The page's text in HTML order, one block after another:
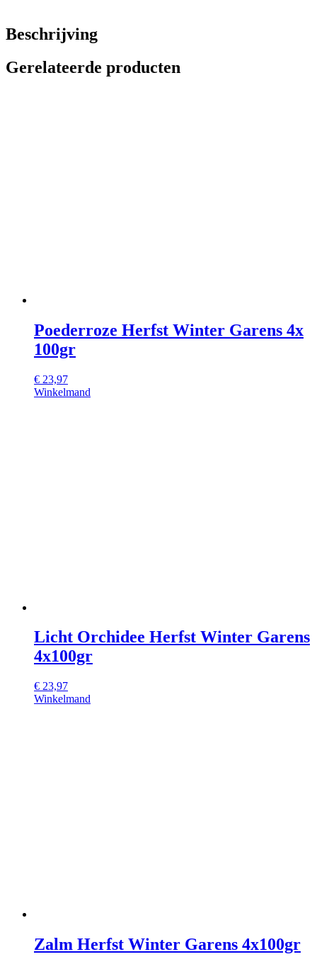
Beschrijving
Gerelateerde producten
Poederroze Herfst Winter Garens 4x
100gr
€ 23,97
Winkelmand
Licht Orchidee Herfst Winter Garens
4x100gr
€ 23,97
Winkelmand
Zalm Herfst Winter Garens 4x100gr